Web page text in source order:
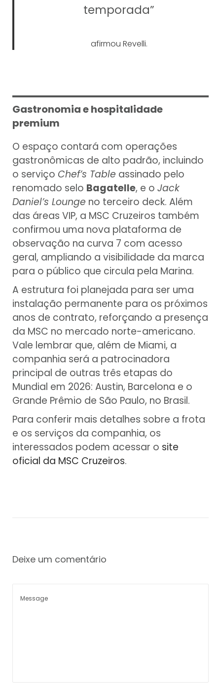
temporada”
afirmou Revelli.
Gastronomia e hospitalidade
premium
O espaço contará com operações
gastronômicas de alto padrão, incluindo
o serviço Chef’s Table assinado pelo
renomado selo Bagatelle, e o Jack
Daniel’s Lounge no terceiro deck. Além
das áreas VIP, a MSC Cruzeiros também
confirmou uma nova plataforma de
observação na curva 7 com acesso
geral, ampliando a visibilidade da marca
para o público que circula pela Marina.
A estrutura foi planejada para ser uma
instalação permanente para os próximos
anos de contrato, reforçando a presença
da MSC no mercado norte-americano.
Vale lembrar que, além de Miami, a
companhia será a patrocinadora
principal de outras três etapas do
Mundial em 2026: Austin, Barcelona e o
Grande Prêmio de São Paulo, no Brasil.
Para conferir mais detalhes sobre a frota
e os serviços da companhia, os
interessados podem acessar o site
oficial da MSC Cruzeiros.
Deixe um comentário